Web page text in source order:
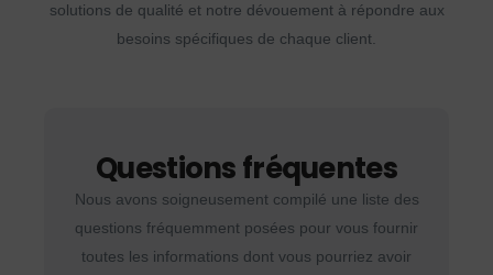
solutions de qualité et notre dévouement à répondre aux
besoins spécifiques de chaque client.
Questions fréquentes
Nous avons soigneusement compilé une liste des
questions fréquemment posées pour vous fournir
toutes les informations dont vous pourriez avoir